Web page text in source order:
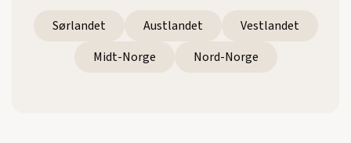
Sørlandet Austlandet
Vestlandet
Midt-Norge
Nord-Norge